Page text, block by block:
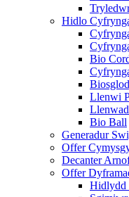
Hidlo
Bio
Llenwi
Bio Ball
Generadur
Offer
Decanter
Offer
Hidlydd